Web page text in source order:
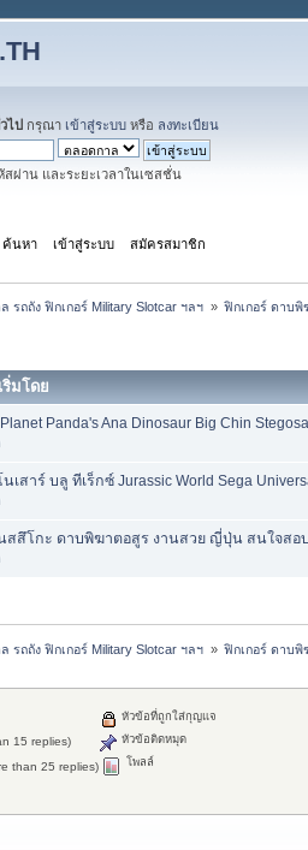
ไป กรุณา เข้าสู่ระบบ หรือ ลงทะเบียน
ผ่าน และระยะเวลาในเซสชั่น
ค้นหา เข้าสู่ระบบ สมัครสมาชิก
รถถัง ฟิกเกอร์ Military Slotcar ฯลฯ » ฟิกเกอร์ ดาบพิ
เริ่มโดย
Panda's Ana Dinosaur Big Chin
เสาร์ บลู ทีเร็กซ์ Jurassic World Sega
นสสึโกะ ดาบพิฆาตอสูร งานสวย ญี่ปุ่น สนใจสอ
รถถัง ฟิกเกอร์ Military Slotcar ฯลฯ » ฟิกเกอร์ ดาบพิ
15 replies)
than 25 replies)
หัวข้อที่ถูกใส่กุญแจ
หัวข้อติดหมุด
โพลล์